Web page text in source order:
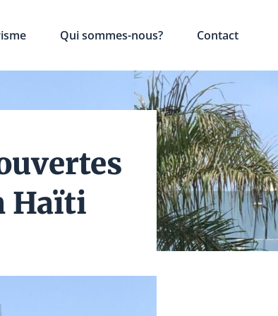
Qui sommes-nous? Contact
Haïti